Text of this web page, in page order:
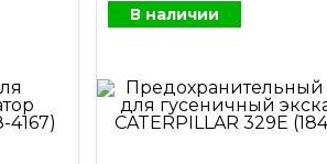
В наличии